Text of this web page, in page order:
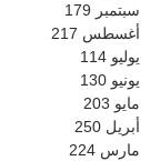
سبتمبر 179
أغسطس 217
يوليو 114
يونيو 130
مايو 203
أبريل 250
مارس 224